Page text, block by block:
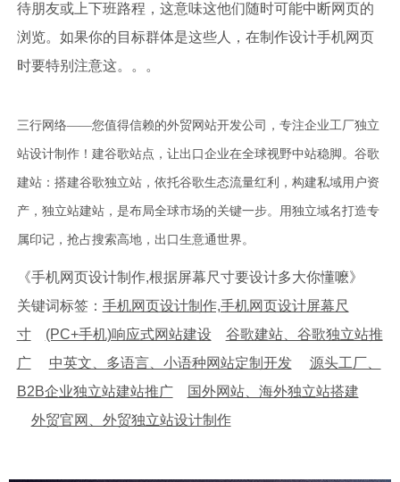
待朋友或上下班路程，这意味这他们随时可能中断网页的
浏览。如果你的目标群体是这些人，在制作设计手机网页
时要特别注意这。。。
三行网络——您值得信赖的外贸网站开发公司，专注企业工厂独立
站设计制作！建谷歌站点，让出口企业在全球视野中站稳脚。谷歌
建站：搭建谷歌独立站，依托谷歌生态流量红利，构建私域用户资
产，独立站建站，是布局全球市场的关键一步。用独立域名打造专
属印记，抢占搜索高地，出口生意通世界。
《手机网页设计制作,根据屏幕尺寸要设计多大你懂嚒》
关键词标签： 手机网页设计制作,手机网页设计屏幕尺
寸
(PC+手机)响应式网站建设
谷歌建站、谷歌独立站推
广
中英文、多语言、小语种网站定制开发
源头工厂、
B2B企业独立站建站推广
国外网站、海外独立站搭建
外贸官网、外贸独立站设计制作